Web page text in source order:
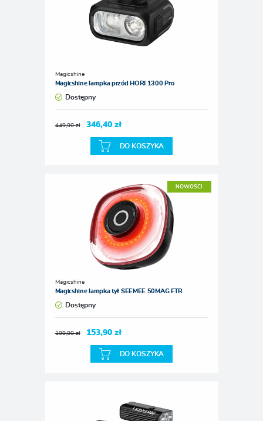
Magicshine
Magicshine lampka przód HORI 1300 Pro
Dostępny
449,90 zł 346,40 zł
DO KOSZYKA
NOWOŚCI
Magicshine
Magicshine lampka tył SEEMEE 50MAG FTR
Dostępny
199,90 zł 153,90 zł
DO KOSZYKA